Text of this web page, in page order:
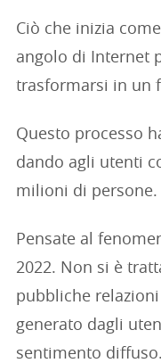
Ciò che inizia
angolo di Internet
trasformarsi in un
Questo processo
dando agli utenti
milioni di persone.
Pensate al
2022. Non si è
pubbliche
generato dagli
sentimento diffuso.